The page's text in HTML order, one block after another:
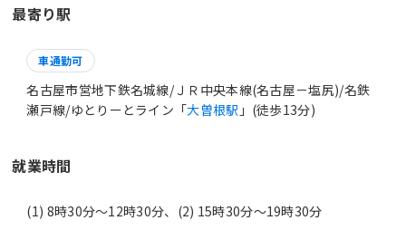
最寄り駅
車通勤可
名古屋市営地下鉄名城線/ＪＲ中央本線(名古屋－塩尻)/名鉄
瀬戸線/ゆとりーとライン「大曽根駅 」(徒歩13分)
就業時間
(1) 8時30分〜12時30分、(2) 15時30分〜19時30分